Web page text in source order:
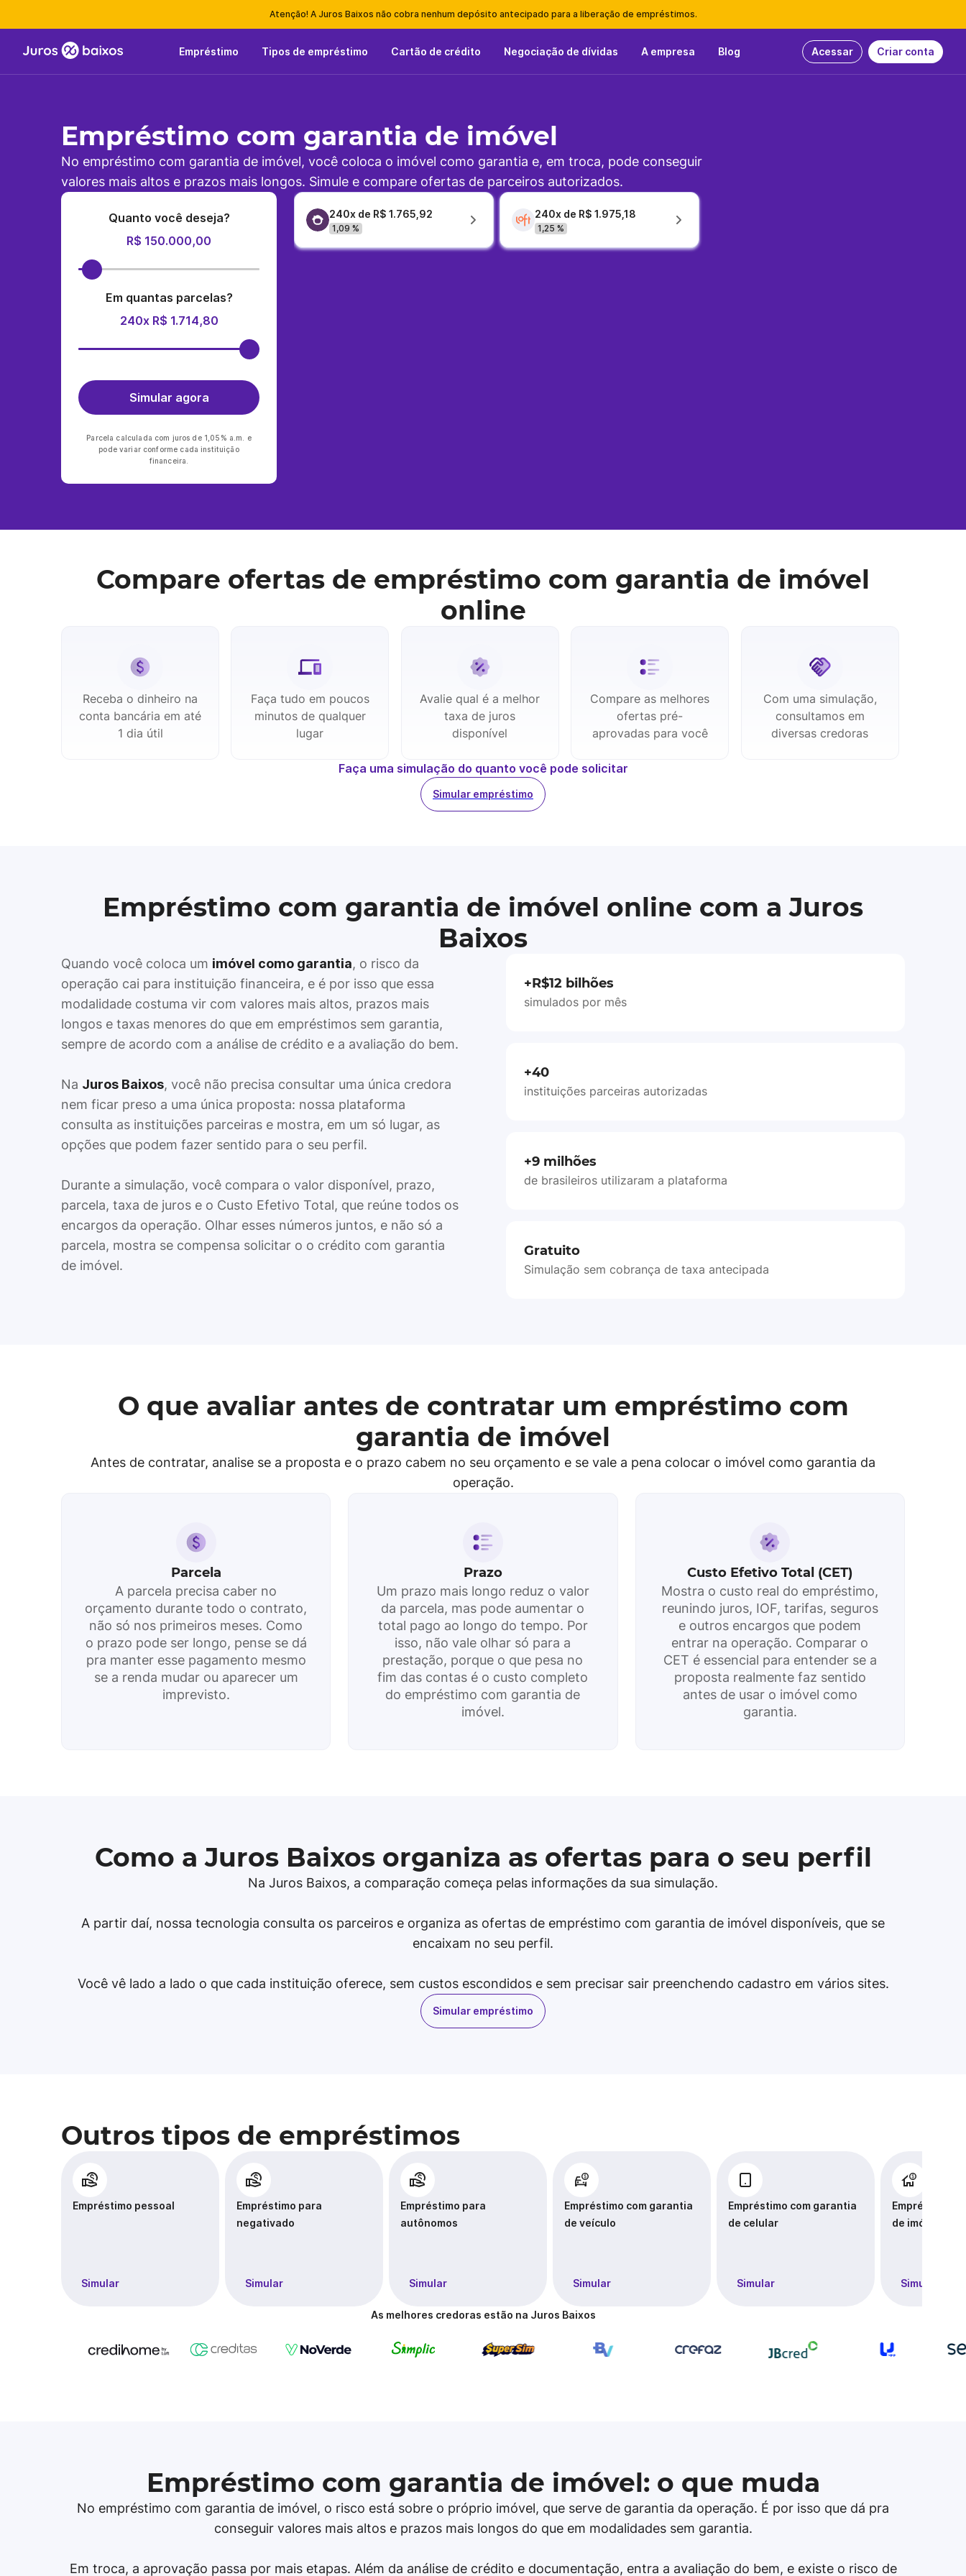
Atenção! A Juros Baixos não cobra nenhum depósito antecipado para a liberação de empréstimos.
Empréstimo Tipos de empréstimo Cartão de crédito Negociação de dívidas A empresa Blog Acessar Criar conta
Empréstimo com garantia de imóvel
No empréstimo com garantia de imóvel, você coloca o imóvel como garantia e, em troca, pode conseguir
valores mais altos e prazos mais longos. Simule e compare ofertas de parceiros autorizados.
Quanto você deseja?
R$ 150.000,00
Em quantas parcelas?
240x R$ 1.714,80
Simular agora
Parcela calculada com juros de 1,05% a.m. e
pode variar conforme cada instituição
financeira.
240x de R$ 1.765,92
1,09 %
240x de R$ 1.975,18
1,25 %
Compare ofertas de empréstimo com garantia de imóvel
online
Receba o dinheiro na
conta bancária em até
1 dia útil
Faça tudo em poucos
minutos de qualquer
lugar
Avalie qual é a melhor
taxa de juros
disponível
Compare as melhores
ofertas pré-
aprovadas para você
Com uma simulação,
consultamos em
diversas credoras
Faça uma simulação do quanto você pode solicitar
Simular empréstimo
Empréstimo com garantia de imóvel online com a Juros
Baixos
Quando você coloca um imóvel como garantia, o risco da
operação cai para instituição financeira, e é por isso que essa
modalidade costuma vir com valores mais altos, prazos mais
longos e taxas menores do que em empréstimos sem garantia,
sempre de acordo com a análise de crédito e a avaliação do bem.
Na Juros Baixos, você não precisa consultar uma única credora
nem ficar preso a uma única proposta: nossa plataforma
consulta as instituições parceiras e mostra, em um só lugar, as
opções que podem fazer sentido para o seu perfil.
Durante a simulação, você compara o valor disponível, prazo,
parcela, taxa de juros e o Custo Efetivo Total, que reúne todos os
encargos da operação. Olhar esses números juntos, e não só a
parcela, mostra se compensa solicitar o o crédito com garantia
de imóvel.
+R$12 bilhões
simulados por mês
+40
instituições parceiras autorizadas
+9 milhões
de brasileiros utilizaram a plataforma
Gratuito
Simulação sem cobrança de taxa antecipada
O que avaliar antes de contratar um empréstimo com
garantia de imóvel
Antes de contratar, analise se a proposta e o prazo cabem no seu orçamento e se vale a pena colocar o imóvel como garantia da
operação.
Parcela
A parcela precisa caber no
orçamento durante todo o contrato,
não só nos primeiros meses. Como
o prazo pode ser longo, pense se dá
pra manter esse pagamento mesmo
se a renda mudar ou aparecer um
imprevisto.
Prazo
Um prazo mais longo reduz o valor
da parcela, mas pode aumentar o
total pago ao longo do tempo. Por
isso, não vale olhar só para a
prestação, porque o que pesa no
fim das contas é o custo completo
do empréstimo com garantia de
imóvel.
Custo Efetivo Total (CET)
Mostra o custo real do empréstimo,
reunindo juros, IOF, tarifas, seguros
e outros encargos que podem
entrar na operação. Comparar o
CET é essencial para entender se a
proposta realmente faz sentido
antes de usar o imóvel como
garantia.
Como a Juros Baixos organiza as ofertas para o seu perfil
Na Juros Baixos, a comparação começa pelas informações da sua simulação.
A partir daí, nossa tecnologia consulta os parceiros e organiza as ofertas de empréstimo com garantia de imóvel disponíveis, que se
encaixam no seu perfil.
Você vê lado a lado o que cada instituição oferece, sem custos escondidos e sem precisar sair preenchendo cadastro em vários sites.
Simular empréstimo
Outros tipos de empréstimos
Empréstimo pessoal
Simular
Empréstimo para
negativado
Simular
Empréstimo para
autônomos
Simular
Empréstimo com garantia
de veículo
Simular
Empréstimo com garantia
de celular
Simular
Empréstimo
de imóvel
Simular
As melhores credoras estão na Juros Baixos
Empréstimo com garantia de imóvel: o que muda
No empréstimo com garantia de imóvel, o risco está sobre o próprio imóvel, que serve de garantia da operação. É por isso que dá pra
conseguir valores mais altos e prazos mais longos do que em modalidades sem garantia.
Em troca, a aprovação passa por mais etapas. Além da análise de crédito e documentação, entra a avaliação do bem, e existe o risco de